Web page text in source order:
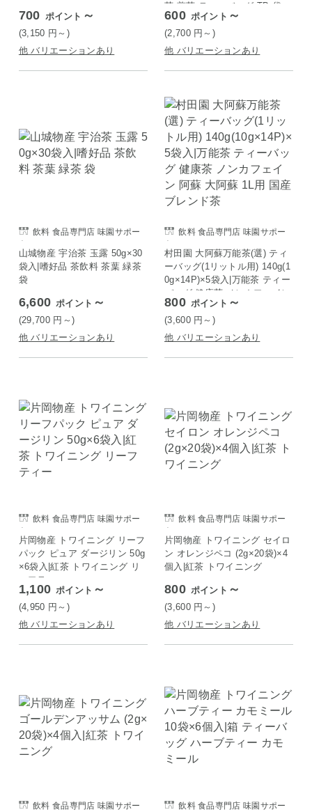
700 ポイント ～
(3,150 円 ～)
他 バリエーションあり
茶 煎茶 ティーバッグ TB 袋
600 ポイント ～
(2,700 円 ～)
他 バリエーションあり
飲料 食品専門店 味園サポー
ト
山城物産 宇治茶 玉露 50g×30
袋入|嗜好品 茶飲料 茶葉 緑茶
袋
6,600 ポイント ～
(29,700 円 ～)
他 バリエーションあり
飲料 食品専門店 味園サポー
ト
村田園 大阿蘇万能茶(選) ティ
ーバッグ(1リットル用) 140g(1
0g×14P)×5袋入|万能茶 ティー
バッグ 健康茶 ノンカフェイン
阿蘇 大阿蘇 1L用 国産 ブレン
ド茶
800 ポイント ～
(3,600 円 ～)
他 バリエーションあり
飲料 食品専門店 味園サポー
ト
片岡物産 トワイニング リーフ
パック ピュア ダージリン 50g
×6袋入|紅茶 トワイニング リ
ーフティー
1,100 ポイント ～
(4,950 円 ～)
他 バリエーションあり
飲料 食品専門店 味園サポー
ト
片岡物産 トワイニング セイロ
ン オレンジペコ (2g×20袋)×4
個入|紅茶 トワイニング
800 ポイント ～
(3,600 円 ～)
他 バリエーションあり
飲料 食品専門店 味園サポー
飲料 食品専門店 味園サポー